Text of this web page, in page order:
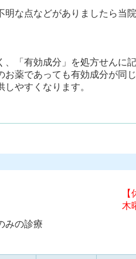
明な点などがありましたら当
「有効成分」を処方せんに
お薬であっても有効成分が同
やすくなります。
みの診療
【
木